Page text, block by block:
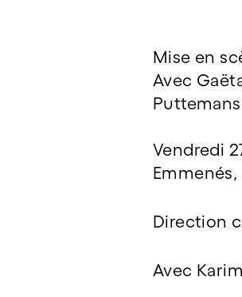
Mise en
Avec
Puttemans
Vendredi
Direction
Avec